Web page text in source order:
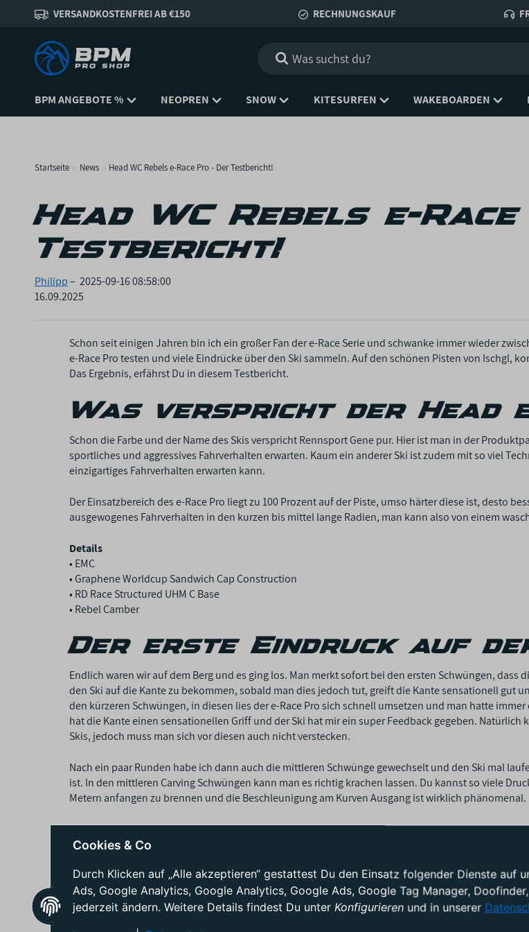
VERSANDKOSTENFREI AB €150 RECHNUNGSKAUF
BPM ANGEBOTE % NEOPREN SNOW KITESURFEN WAKEBOARDEN
Startseite News Head WC Rebels e-Race Pro - Der Testbericht!
Head WC Rebels e-
Testbericht!
Philipp– 2025-09-16 08:58:00
16.09.2025
Schon seit einigen Jahren bin ich ein großer Fan der e-Race Serie und schwanke immer wieder
e-Race Pro testen und viele Eindrücke über den Ski sammeln. Auf den schönen Pisten von Ischgl,
Das Ergebnis, erfährst Du in diesem Testbericht.
Was verspricht der Head
Schon die Farbe und der Name des Skis verspricht Rennsport Gene pur. Hier ist man in der
sportliches und aggressives Fahrverhalten erwarten. Kaum ein anderer Ski ist zudem mit so viel
einzigartiges Fahrverhalten erwarten kann.
Der Einsatzbereich des e-Race Pro liegt zu 100 Prozent auf der Piste, umso härter diese ist, desto
ausgewogenes Fahrverhalten in den kurzen bis mittel lange Radien, man kann also von einem
Details
• EMC
• Graphene Worldcup Sandwich Cap Construction
• RD Race Structured UHM C Base
• Rebel Camber
Der erste Eindruck auf
Endlich waren wir auf dem Berg und es ging los. Man merkt sofort bei den ersten Schwüngen,
den Ski auf die Kante zu bekommen, sobald man dies jedoch tut, greift die Kante sensationell gut
den kürzeren Schwüngen, in diesen lies der e-Race Pro sich schnell umsetzen und man hatte
hat die Kante einen sensationellen Griff und der Ski hat mir ein super Feedback gegeben.
Skis, jedoch muss man sich vor diesen auch nicht verstecken.
Nach ein paar Runden habe ich dann auch die mittleren Schwünge gewechselt und den Ski mal
ist. In den mittleren Carving Schwüngen kann man es richtig krachen lassen. Du kannst so viele
Metern anfangen zu brennen und die Beschleunigung am Kurven Ausgang ist wirklich phänomenal.
Es kommt auch mal vor, dass man schneller unterwegs ist und hier konnte mich der e-Race Pro
bei hohen Geschwindigkeiten wirklich sehr satt auf der Piste und Du kannst diesen wirklich sehr
Für wen ist der Head WC
geeignet?
Cookies & Co
Durch Klicken auf „Alle akzeptieren“ gestattest Du den Einsatz folgender Dienste auf
Ads, Google Analytics, Google Analytics, Google Ads, Google Tag Manager,
jederzeit ändern. Weitere Details findest Du unter Konfigurieren und in unserer